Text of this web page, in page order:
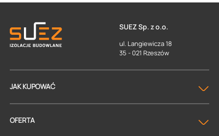
SUEZ Sp. z o.o.
ul. Langiewicza 18
35 - 021 Rzeszów
JAK KUPOWAĆ
OFERTA